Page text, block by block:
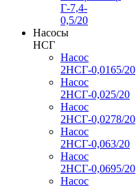
Г-7,4-
0,5/20
Насосы
НСГ
Насос
2НСГ-0,0165/20
Насос
2НСГ-0,025/20
Насос
2НСГ-0,0278/20
Насос
2НСГ-0,063/20
Насос
2НСГ-0,0695/20
Насос